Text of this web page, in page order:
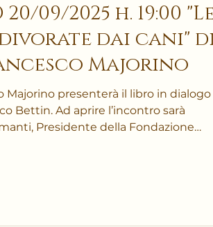
09/2025 h. 19:00 "Le
dai cani" di
Majorino
Majorino presenterà il libro in dialogo
l’incontro sarà
Presidente della Fondazione